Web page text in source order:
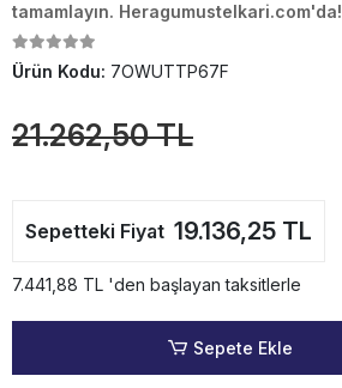
tamamlayın. Heragumustelkari.com'da!
Ürün Kodu: 7OWUTTP67F
21.262,50 TL
Sepetteki Fiyat 19.136,25 TL
7.441,88 TL 'den başlayan taksitlerle
Sepete Ekle